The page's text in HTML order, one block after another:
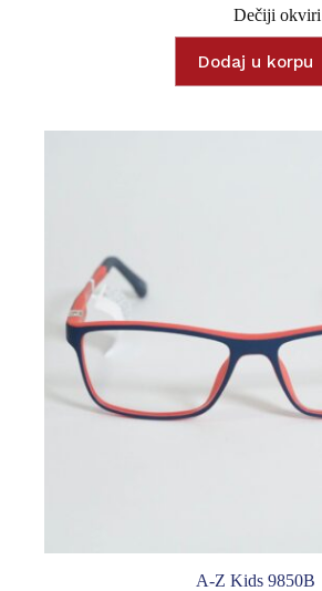
Dečiji okviri
Dodaj u korpu
A-Z Kids 9850B